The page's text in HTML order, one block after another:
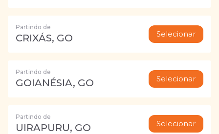
Partindo de
CRIXÁS, GO Selecionar
Partindo de
GOIANÉSIA, GO Selecionar
Partindo de
UIRAPURU, GO Selecionar